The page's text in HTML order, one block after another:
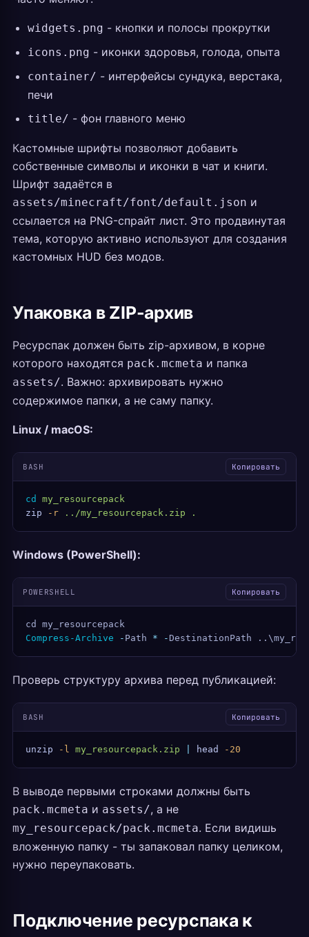
widgets.png - кнопки и полосы прокрутки
icons.png - иконки здоровья, голода, опыта
container/ - интерфейсы сундука, верстака,
печи
title/ - фон главного меню
Кастомные шрифты позволяют добавить
собственные символы и иконки в чат и книги.
Шрифт задаётся в
assets/minecraft/font/default.json и
ссылается на PNG-спрайт лист. Это продвинутая
тема, которую активно используют для создания
кастомных HUD без модов.
Упаковка в ZIP-архив
Ресурспак должен быть zip-архивом, в корне
которого находятся pack.mcmeta и папка
assets/. Важно: архивировать нужно
содержимое папки, а не саму папку.
Linux / macOS:
BASH Копировать
cd
my_resourcepack
zip -r ../my_resourcepack.zip .
Windows (PowerShell):
POWERSHELL Копировать
cd my_resourcepack
Compress-Archive - Path * - DestinationPath
Проверь структуру архива перед публикацией:
BASH Копировать
unzip -l my_resourcepack.zip head -20
В выводе первыми строками должны быть
pack.mcmeta и assets/, а не
my_resourcepack/pack.mcmeta. Если видишь
вложенную папку - ты запаковал папку целиком,
нужно переупаковать.
Подключение ресурспака к